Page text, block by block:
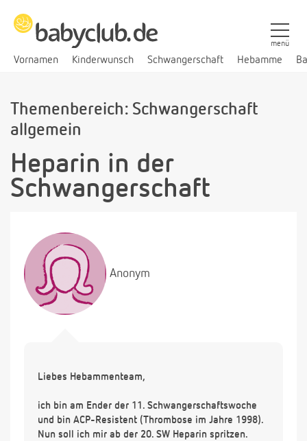
Vornamen Kinderwunsch Schwangerschaft Hebamme
menü
Themenbereich: Schwangerschaft
allgemein
Heparin in der
Schwangerschaft
Anonym
Liebes Hebammenteam,
ich bin am Ender der 11. Schwangerschaftswoche
und bin ACP-Resistent (Thrombose im Jahre 1998).
Nun soll ich mir ab der 20. SW Heparin spritzen.